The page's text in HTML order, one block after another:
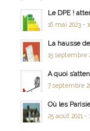
Le DPE !
16 mai 2023 -
La hausse
15 septembre
A quoi
7 septembre
Où les
25 août 2021 -